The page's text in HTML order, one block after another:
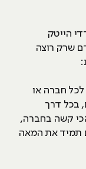
הייטק
שרק רוצה
לכל חברה או
בכל דרך
קשה בחברה,
תמיד את המאה